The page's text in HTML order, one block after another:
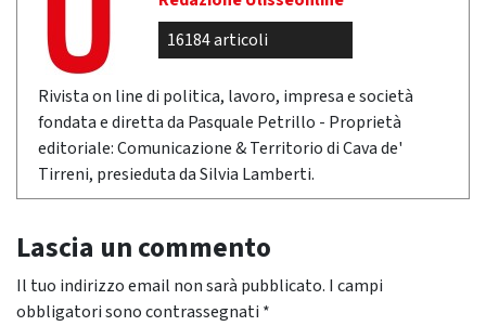
16184 articoli
Rivista on line di politica, lavoro, impresa e società
fondata e diretta da Pasquale Petrillo - Proprietà
editoriale: Comunicazione & Territorio di Cava de'
Tirreni, presieduta da Silvia Lamberti.
Lascia un commento
Il tuo indirizzo email non sarà pubblicato. I campi
obbligatori sono contrassegnati *